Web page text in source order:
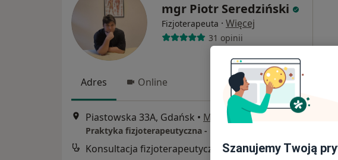
mgr Piotr Seredziński
Fizjoterapeuta · Więcej
31 opinii
Adres Online
Piastowska 33A, Gdańsk • Mapa
Konsultacja fizjoterapeutyczna 200 zł
Szanujemy Twoją